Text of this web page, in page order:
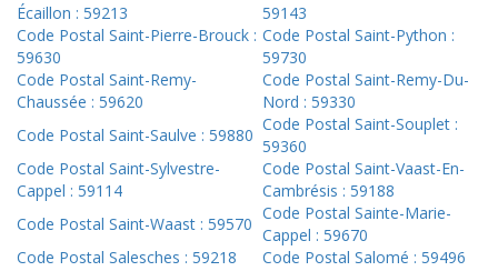
Écaillon : 59213
59143
Code Postal Saint-Pierre-Brouck :
59630
Code Postal Saint-Python :
59730
Code Postal Saint-Remy-
Chaussée : 59620
Code Postal Saint-Remy-Du-
Nord : 59330
Code Postal Saint-Saulve : 59880
Code Postal Saint-Souplet :
59360
Code Postal Saint-Sylvestre-
Cappel : 59114
Code Postal Saint-Vaast-En-
Cambrésis : 59188
Code Postal Saint-Waast : 59570
Code Postal Sainte-Marie-
Cappel : 59670
Code Postal Salesches : 59218
Code Postal Salomé : 59496